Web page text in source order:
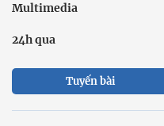
Multimedia
24h qua
Tuyến bài